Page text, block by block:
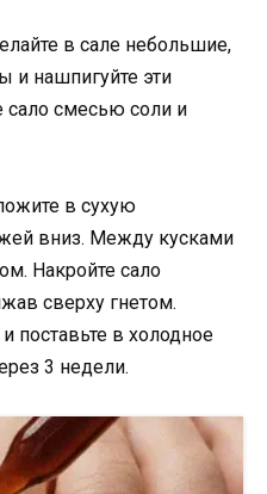
в сале небольшие,
и нашпигуйте эти
сало смесью соли и
в сухую
вниз. Между кусками
Накройте сало
сверху гнетом.
поставьте в холодное
3 недели.